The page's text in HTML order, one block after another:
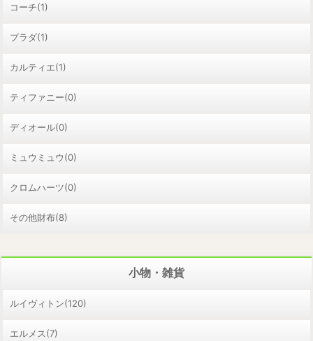
コーチ(1)
プラダ(1)
カルティエ(1)
ティファニー(0)
ディオール(0)
ミュウミュウ(0)
クロムハーツ(0)
その他財布(8)
小物・雑貨
ルイヴィトン(120)
エルメス(7)